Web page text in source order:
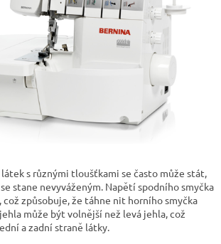
s různými tloušťkami se často může stát,
stane nevyváženým. Napětí spodního smyčka
způsobuje, že táhne nit horního smyčka
může být volnější než levá jehla, což
a zadní straně látky.